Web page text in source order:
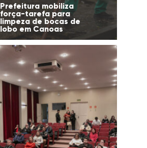
Prefeitura mobiliza
força-tarefa para
limpeza de bocas de
lobo em Canoas